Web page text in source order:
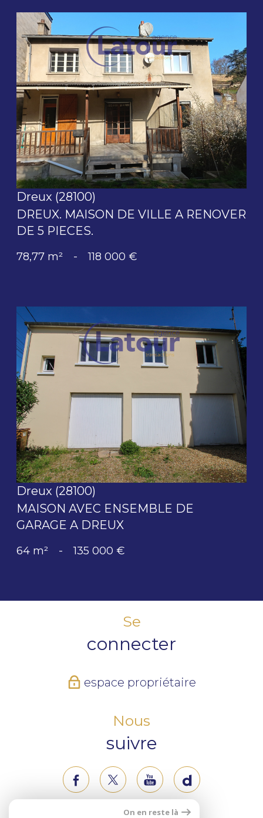
voir le bien
Dreux (28100)
DREUX. MAISON DE VILLE A RENOVER
DE 5 PIECES.
78,77 m² - 118 000 €
voir le bien
Dreux (28100)
MAISON AVEC ENSEMBLE DE
GARAGE A DREUX
64 m² - 135 000 €
Se
connecter
espace propriétaire
Nous
suivre
On en reste là